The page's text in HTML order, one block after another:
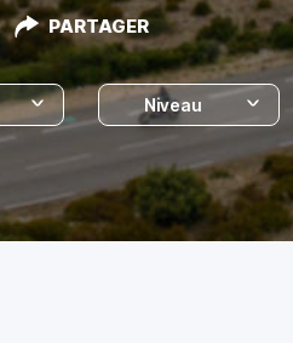
PARTAGER
Niveau